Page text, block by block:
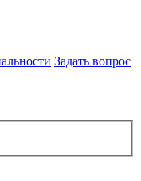
Задать вопрос